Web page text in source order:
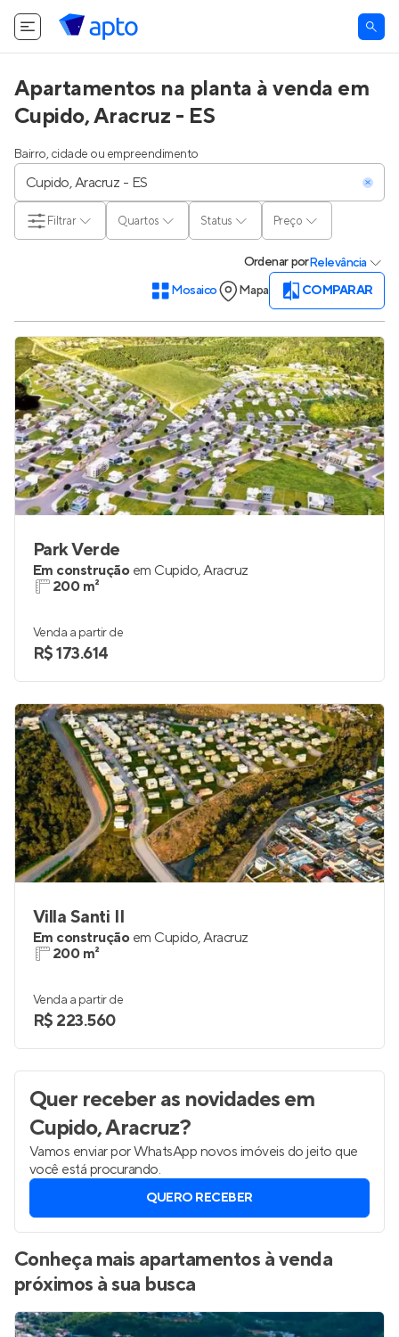
Apartamentos na planta à venda em
Cupido, Aracruz - ES
Bairro, cidade ou empreendimento
Quartos Status Preço
Filtrar
OrdenarporRelevância
Mosaico
Mapa COMPARAR
Park Verde
Em construção em Cupido,Aracruz
200 m²
Venda a partir de
R$ 173.614
Villa Santi II
Em construção em Cupido,Aracruz
200 m²
Venda a partir de
R$ 223.560
Quer receber as novidadesem
Cupido, Aracruz?
Vamos enviar por WhatsApp novos imóveis do jeito que
você está procurando.
QUERO RECEBER
Conheça mais apartamentos à venda
próximos à sua busca